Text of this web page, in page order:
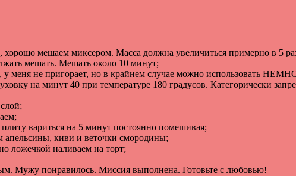
, хорошо мешаем миксером. Масса должна увеличиться примерно в 5
мешать. Мешать около 10 минут;
, у меня не пригорает, но в крайнем случае можно использовать
на минут 40 при температуре 180 градусов. Категорически
слой;
;
плиту вариться на 5 минут постоянно помешивая;
апельсины, киви и веточки смородины;
ложечкой наливаем на торт;
. Мужу понравилось. Миссия выполнена. Готовьте с любовью!